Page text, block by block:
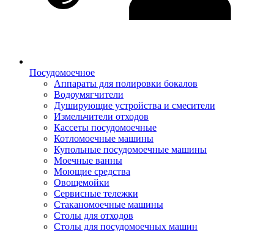
Посудомоечное
Аппараты для полировки бокалов
Водоумягчители
Душирующие устройства и смесители
Измельчители отходов
Кассеты посудомоечные
Котломоечные машины
Купольные посудомоечные машины
Моечные ванны
Моющие средства
Овощемойки
Сервисные тележки
Стаканомоечные машины
Столы для отходов
Столы для посудомоечных машин